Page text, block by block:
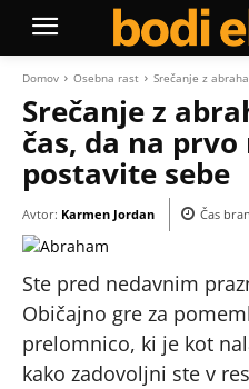
Domov Osebna rast Srečanje z
Srečanje z
čas, da na prvo
postavite sebe
Avtor: Karmen Jordan Čas
Ste pred nedavnim
Običajno gre za
prelomnico, ki je kot
kako zadovoljni ste v